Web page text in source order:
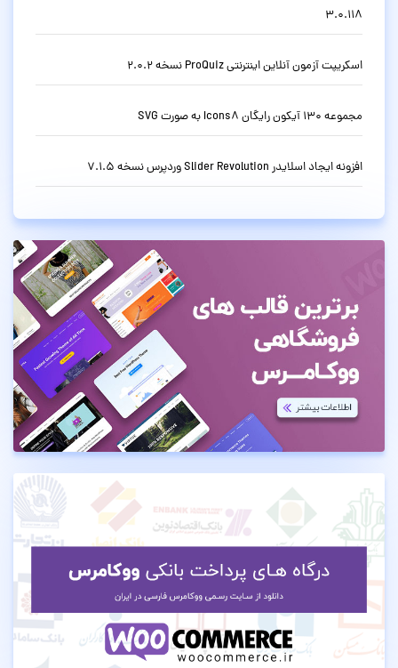
3.0.118
اسکریپت آزمون آنلاین اینترنتی ProQuiz نسخه 2.0.2
مجموعه 130 آیکون رایگان Icons8 به صورت SVG
افزونه ایجاد اسلایدر Slider Revolution وردپرس نسخه 7.1.5